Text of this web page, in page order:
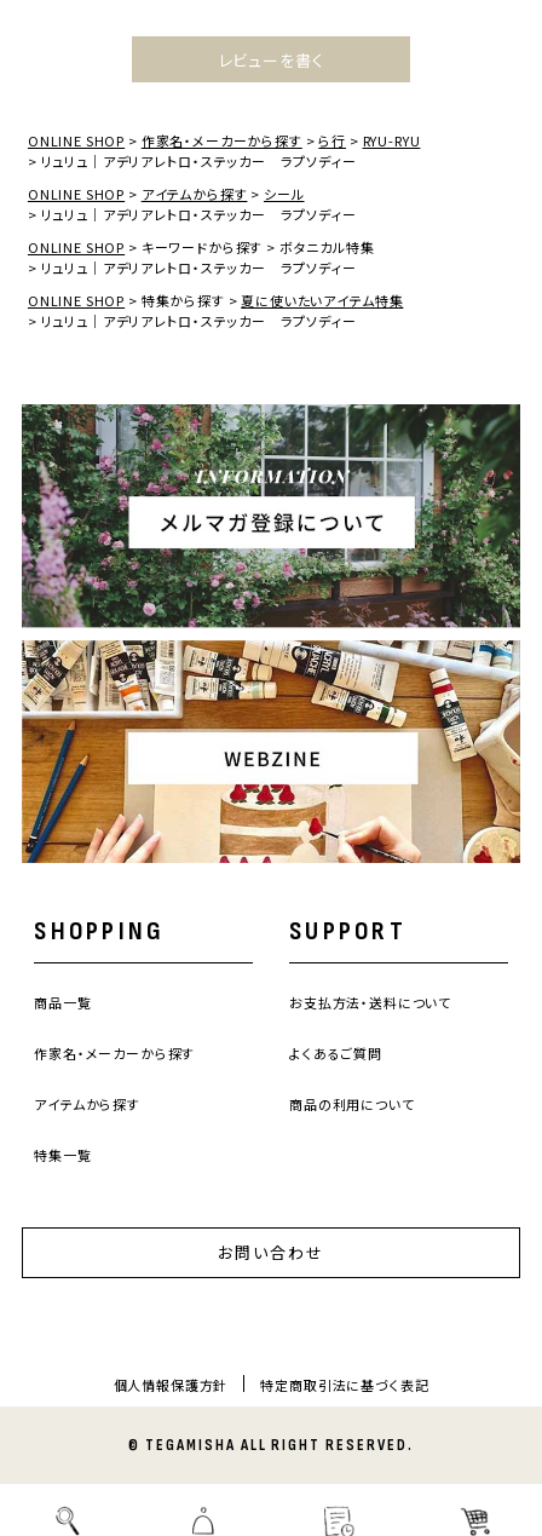
レビューを書く
ONLINE SHOP 作家名・メーカーから探す ら行
RYU-RYU
リュリュ｜アデリアレトロ・ステッカー ラプソディー
ONLINE SHOP
アイテムから探す
シール
リュリュ｜アデリアレトロ・ステッカー ラプソディー
ONLINE SHOP
キーワードから探す
ボタニカル特集
リュリュ｜アデリアレトロ・ステッカー ラプソディー
ONLINE SHOP
特集から探す
夏に使いたいアイテム特集
リュリュ｜アデリアレトロ・ステッカー ラプソディー
SHOPPING
商品一覧
作家名・メーカーから探す
アイテムから探す
特集一覧
SUPPORT
お支払方法・送料について
よくあるご質問
商品の利用について
お問い合わせ
個人情報保護方針 特定商取引法に基づく表記
© TEGAMISHA ALL RIGHT RESERVED.